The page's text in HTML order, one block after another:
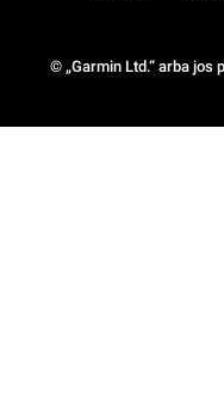
© „Garmin Ltd.“ arba jos